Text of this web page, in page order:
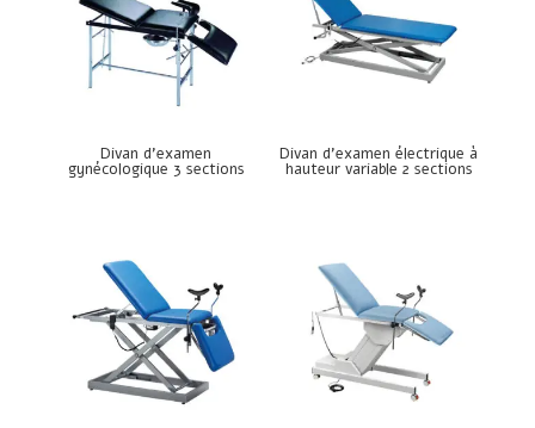
Divan d’examen
gynécologique 3 sections
Divan d’examen électrique à
hauteur variable 2 sections